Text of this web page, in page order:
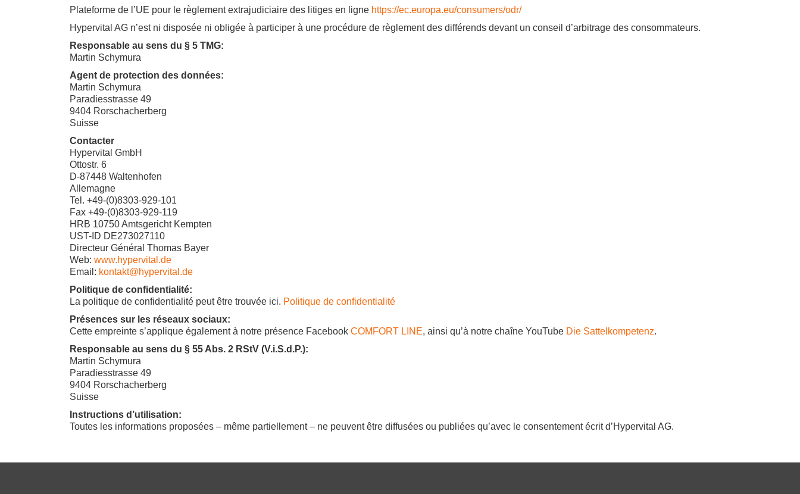
Plateforme de l’UE pour le règlement extrajudiciaire des litiges en ligne https://ec.europa.eu/consumers/odr/
Hypervital AG n’est ni disposée ni obligée à participer à une procédure de règlement des différends devant un conseil d’arbitrage des consommateurs.
Responsable au sens du § 5 TMG:
Martin Schymura
Agent de protection des données:
Martin Schymura
Paradiesstrasse 49
9404 Rorschacherberg
Suisse
Contacter
Hypervital GmbH
Ottostr. 6
D-87448 Waltenhofen
Allemagne
Tel. +49-(0)8303-929-101
Fax +49-(0)8303-929-119
HRB 10750 Amtsgericht Kempten
UST-ID DE273027110
Directeur Général Thomas Bayer
Web: www.hypervital.de
Email: kontakt@hypervital.de
Politique de confidentialité:
La politique de confidentialité peut être trouvée ici. Politique de confidentialité
Présences sur les réseaux sociaux:
Cette empreinte s’applique également à notre présence Facebook COMFORT LINE, ainsi qu’à notre chaîne YouTube Die Sattelkompetenz.
Responsable au sens du § 55 Abs. 2 RStV (V.i.S.d.P.):
Martin Schymura
Paradiesstrasse 49
9404 Rorschacherberg
Suisse
Instructions d’utilisation:
Toutes les informations proposées – même partiellement – ne peuvent être diffusées ou publiées qu’avec le consentement écrit d’Hypervital AG.